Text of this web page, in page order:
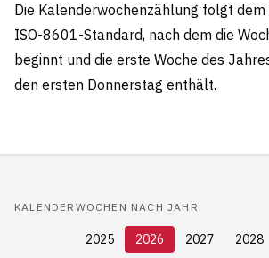
Die Kalenderwochenzählung folgt
ISO-8601-Standard, nach dem die
beginnt und die erste Woche des
den ersten Donnerstag enthält.
KALENDERWOCHEN NACH JAHR
2025 2026 2027 2028